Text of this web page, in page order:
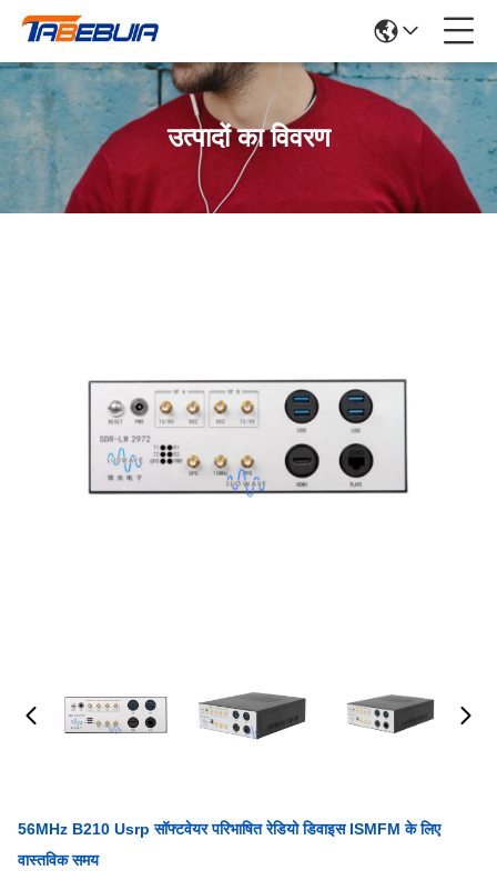
उत्पादों का विवरण
56MHz B210 Usrp सॉफ्टवेयर परिभाषित रेडियो डिवाइस ISMFM के लिए
वास्तविक समय